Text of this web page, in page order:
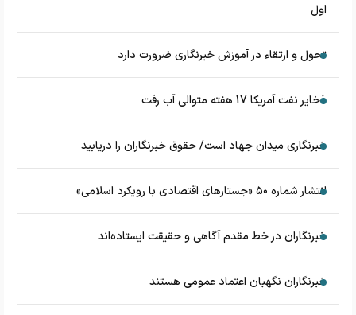
اول
تحول و ارتقاء در آموزش خبرنگاری ضرورت دارد
ذخایر نفت آمریکا 17 هفته متوالی آب رفت
خبرنگاری میدان جهاد است/ حقوق خبرنگاران را دریابید
انتشار شماره ۵۰ «جستارهای اقتصادی با رویکرد اسلامی»
خبرنگاران در خط مقدم آگاهی و حقیقت ایستاده‌اند
خبرنگاران نگهبان اعتماد عمومی هستند